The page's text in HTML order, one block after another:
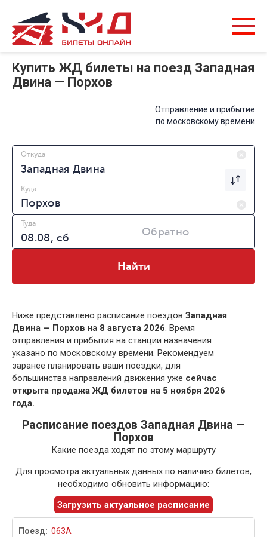
Купить ЖД билеты на поезд Западная
Двина — Порхов
Отправление и прибытие
по московскому времени
Откуда
Куда
Туда
Обратно
Найти
Ниже представлено расписание поездов Западная
Двина — Порхов на 8 августа 2026. Время
отправления и прибытия на станции назначения
указано по московскому времени. Рекомендуем
заранее планировать ваши поездки, для
большинства направлений движения уже сейчас
открыта продажа ЖД билетов на 5 ноября 2026
года.
Расписание поездов Западная Двина —
Порхов
Какие поезда ходят по этому маршруту
Для просмотра актуальных данных по наличию билетов,
необходимо обновить информацию:
Загрузить актуальное расписание
063А